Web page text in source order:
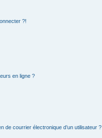
?!
en ligne ?
de courrier électronique d’un utilisateur ?